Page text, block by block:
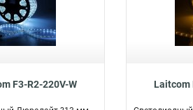
F3-R2-220V-W Laitcom